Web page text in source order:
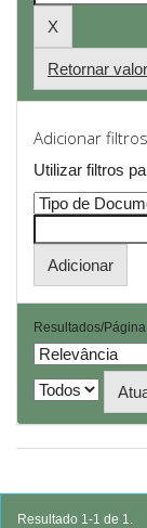
Retornar
Adicionar
Utilizar filtros
Resultados/Página
Resultado 1-1 de 1.